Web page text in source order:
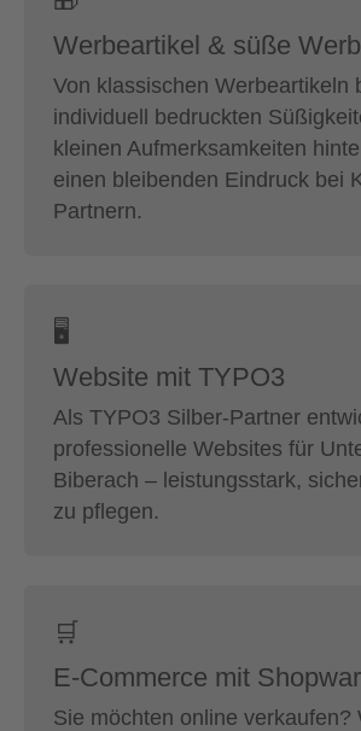
Werbeartikel & süße
Von klassischen Werbeartikeln
individuell bedruckten
kleinen Aufmerksamkeiten
einen bleibenden Eindruck bei
Partnern.
🖥
Website mit TYPO3
Als TYPO3 Silber-Partner
professionelle Websites für
Biberach – leistungsstark,
zu pflegen.
🛒
E-Commerce mit
Sie möchten online verkaufen?